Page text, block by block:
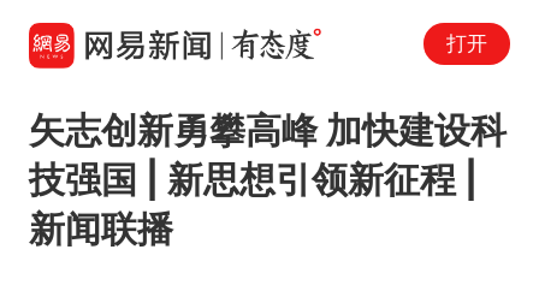
打开
矢志创新勇攀高峰 加快建设科
技强国 | 新思想引领新征程 |
新闻联播